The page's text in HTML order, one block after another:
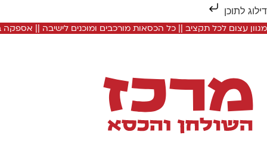
דילוג לתוכן
מגוון עצום לכל תקציב || כל הכסאות מורכבים ומוכנים לישיבה ||